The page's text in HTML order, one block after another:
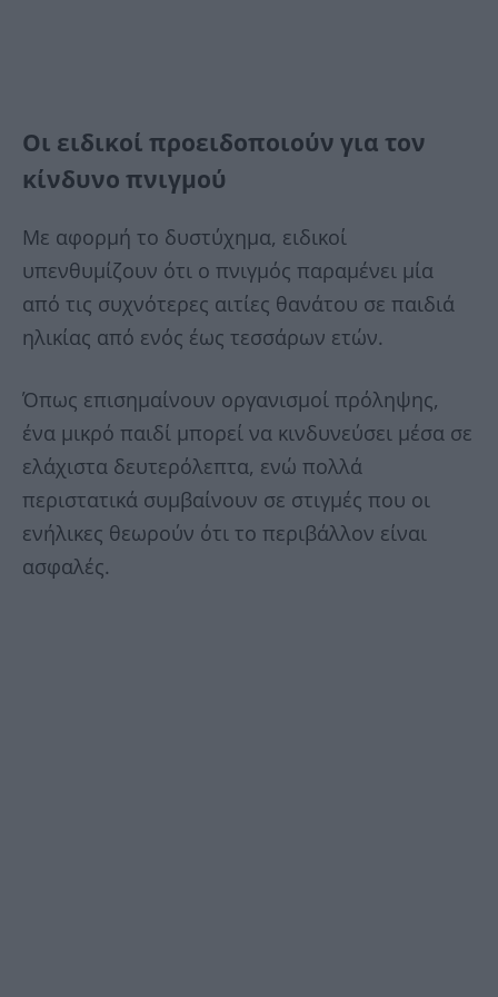
Οι ειδικοί προειδοποιούν για τον
κίνδυνο πνιγμού
Με αφορμή το δυστύχημα, ειδικοί
υπενθυμίζουν ότι ο πνιγμός παραμένει μία
από τις συχνότερες αιτίες θανάτου σε παιδιά
ηλικίας από ενός έως τεσσάρων ετών.
Όπως επισημαίνουν οργανισμοί πρόληψης,
ένα μικρό παιδί μπορεί να κινδυνεύσει μέσα σε
ελάχιστα δευτερόλεπτα, ενώ πολλά
περιστατικά συμβαίνουν σε στιγμές που οι
ενήλικες θεωρούν ότι το περιβάλλον είναι
ασφαλές.